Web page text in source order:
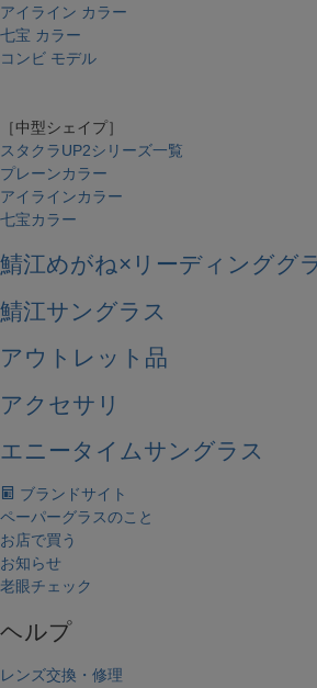
アイライン カラー
七宝 カラー
コンビ モデル
［中型シェイプ］
スタクラUP2シリーズ一覧
プレーンカラー
アイラインカラー
七宝カラー
鯖江めがね×リーディンググ
鯖江サングラス
アウトレット品
アクセサリ
エニータイムサングラス
ブランドサイト
ペーパーグラスのこと
お店で買う
お知らせ
老眼チェック
ヘルプ
レンズ交換・修理